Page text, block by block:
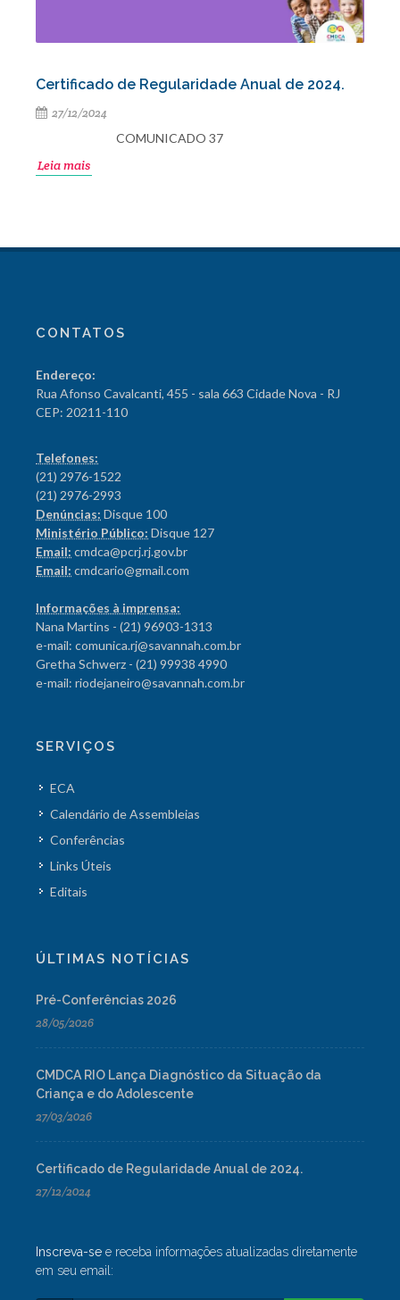
Certificado de Regularidade Anual de 2024.
27/12/2024
COMUNICADO 37
Leia mais
CONTATOS
Endereço:
Rua Afonso Cavalcanti, 455 - sala 663 Cidade Nova - RJ
CEP: 20211-110
Telefones:
(21) 2976-1522
(21) 2976-2993
Denúncias: Disque 100
Ministério Público: Disque 127
Email: cmdca@pcrj.rj.gov.br
Email: cmdcario@gmail.com
Informações à imprensa:
Nana Martins - (21) 96903-1313
e-mail: comunica.rj@savannah.com.br
Gretha Schwerz - (21) 99938 4990
e-mail: riodejaneiro@savannah.com.br
SERVIÇOS
ECA
Calendário de Assembleias
Conferências
Links Úteis
Editais
ÚLTIMAS NOTÍCIAS
Pré-Conferências 2026
28/05/2026
CMDCA RIO Lança Diagnóstico da Situação da
Criança e do Adolescente
27/03/2026
Certificado de Regularidade Anual de 2024.
27/12/2024
Inscreva-se e receba informações atualizadas diretamente
em seu email: